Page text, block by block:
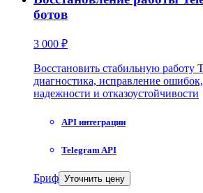
ботов
3 000 ₽
Восстановить стабильную работу
диагностика, исправление
надежности и отказоустойчивости
API интеграции
Telegram API
Бриф Уточнить цену